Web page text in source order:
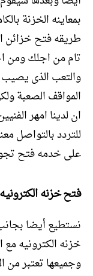
بمعاينه الخزنة
طريقه فتح
تام من اجلك ومن
والتعب الذى
المواقف الصعبة
ان لدينا امهر
للتردد بالتواصل
على خدمه فتح
فتح خزنه الكترونيه
نستطيع أيضا
خزنه الكترونيه
وجميعها تعتبر من